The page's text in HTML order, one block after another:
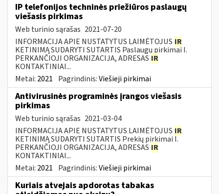
IP telefonijos techninės priežiūros paslaugų
viešasis pirkimas
Web turinio sąrašas 2021-07-20
INFORMACIJA APIE NUSTATYTUS LAIMĖTOJUS IR
KETINIMĄ SUDARYTI SUTARTIS Paslaugų pirkimai I.
PERKANČIOJI ORGANIZACIJA, ADRESAS IR
KONTAKTINIAI...
Metai: 2021 Pagrindinis:Viešieji pirkimai
Antivirusinės programinės įrangos viešasis
pirkimas
Web turinio sąrašas 2021-03-04
INFORMACIJA APIE NUSTATYTUS LAIMĖTOJUS IR
KETINIMĄ SUDARYTI SUTARTIS Prekių pirkimai I.
PERKANČIOJI ORGANIZACIJA, ADRESAS IR
KONTAKTINIAI...
Metai: 2021 Pagrindinis:Viešieji pirkimai
Kuriais atvejais apdorotas tabakas